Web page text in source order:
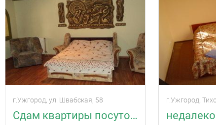
г.Ужгород, ул. Швабская, 58
Сдам квартиры посуточноhttp://vlasne.ua/
г.Ужгород,